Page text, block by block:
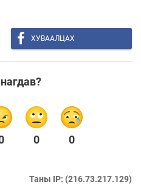
ХУВААЛЦАХ
0 0
Таны IP: (216.73.217.129)